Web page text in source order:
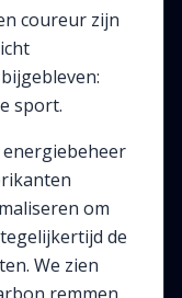
coureur zijn
sport.
om
de
We zien